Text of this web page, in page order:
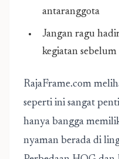
antaranggota
Jangan ragu
kegiatan
RajaFrame.com
seperti ini sangat
hanya bangga
nyaman berada di